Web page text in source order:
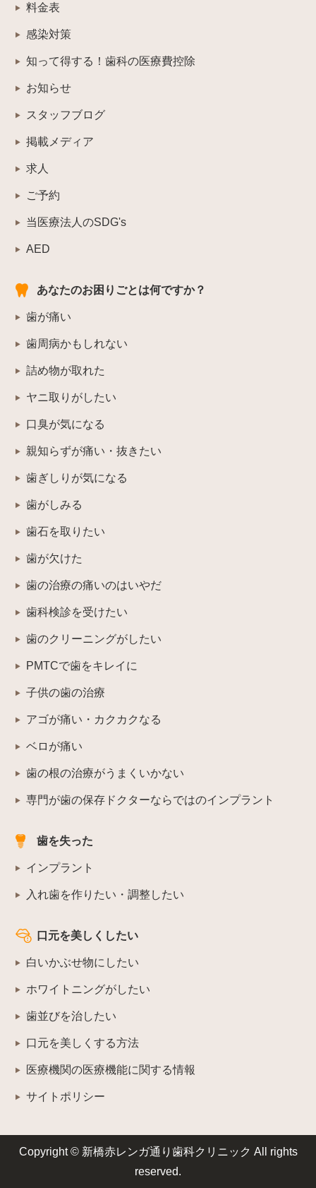
料金表
感染対策
知って得する！歯科の医療費控除
お知らせ
スタッフブログ
掲載メディア
求人
ご予約
当医療法人のSDG's
AED
あなたのお困りごとは何ですか？
歯が痛い
歯周病かもしれない
詰め物が取れた
ヤニ取りがしたい
口臭が気になる
親知らずが痛い・抜きたい
歯ぎしりが気になる
歯がしみる
歯石を取りたい
歯が欠けた
歯の治療の痛いのはいやだ
歯科検診を受けたい
歯のクリーニングがしたい
PMTCで歯をキレイに
子供の歯の治療
アゴが痛い・カクカクなる
ベロが痛い
歯の根の治療がうまくいかない
専門が歯の保存ドクターならではのインプラント
歯を失った
インプラント
入れ歯を作りたい・調整したい
口元を美しくしたい
白いかぶせ物にしたい
ホワイトニングがしたい
歯並びを治したい
口元を美しくする方法
医療機関の医療機能に関する情報
サイトポリシー
Copyright © 新橋赤レンガ通り歯科クリニック All rights
reserved.